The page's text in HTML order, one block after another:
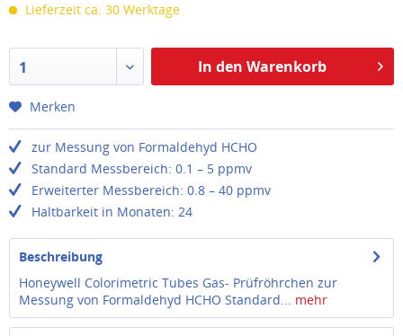
Lieferzeit ca. 30 Werktage
1 In den Warenkorb
Merken
zur Messung von Formaldehyd HCHO
Standard Messbereich: 0.1 – 5 ppmv
Erweiterter Messbereich: 0.8 – 40 ppmv
Haltbarkeit in Monaten: 24
Beschreibung
Honeywell Colorimetric Tubes Gas- Prüfröhrchen zur
Messung von Formaldehyd HCHO Standard... mehr